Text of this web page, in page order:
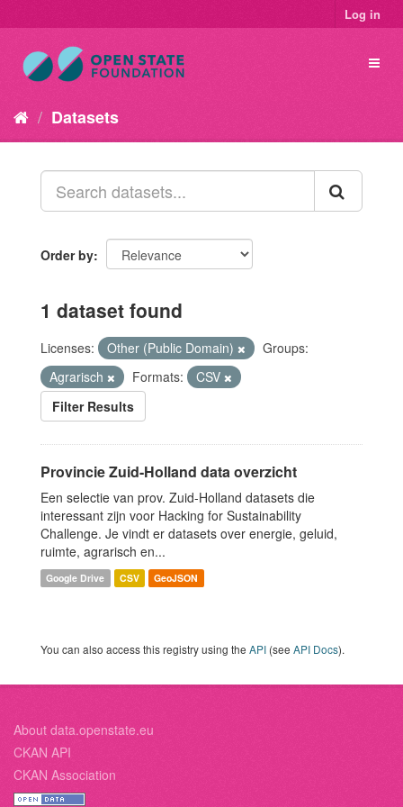
Log in
Datasets
Order by
1 dataset found
Licenses: Other (Public Domain)
Groups:
Agrarisch
Formats:
CSV
Filter Results
Provincie Zuid-Holland data overzicht
Een selectie van prov. Zuid-Holland datasets die
interessant zijn voor Hacking for Sustainability
Challenge. Je vindt er datasets over energie, geluid,
ruimte, agrarisch en...
Google Drive CSV GeoJSON
You can also access this registry using the API (see API Docs).
About data.openstate.eu
CKAN API
CKAN Association